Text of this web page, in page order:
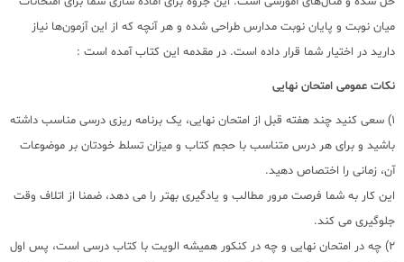
میان نوبت و پایان نوبت مدارس طراحی شده و هر آنچه که از این آزمون‌ها نیاز
دارید در اختیار شما قرار داده است. در مقدمه این کتاب آمده است :
نکات عمومی امتحان نهایی
1) سعی کنید چند هفته قبل از امتحان نهایی، یک برنامه ریزی درسی مناسب داشته
باشید و برای هر درس متناسب با حجم کتاب و میزان تسلط خودتان بر موضوعات
آن، زمانی را اختصاص دهید.
این کار به شما فرصت مرور مطالب و یادگیری بهتر را می دهد، ضمنا از اتلاف وقت
جلوگیری می کند.
2) چه در امتحان نهایی و چه در کنکور همیشه الویت با کتاب درسی است، پس اول